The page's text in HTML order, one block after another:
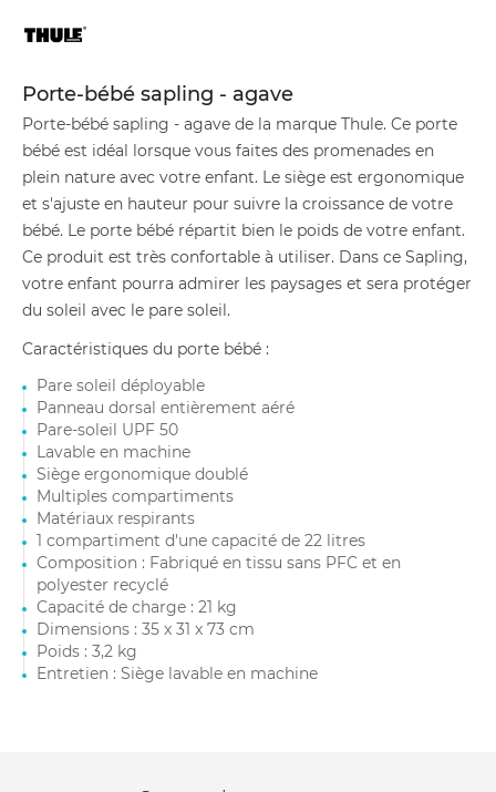
Porte-bébé sapling - agave
Porte-bébé sapling - agave de la marque Thule. Ce porte
bébé est idéal lorsque vous faites des promenades en
plein nature avec votre enfant. Le siège est ergonomique
et s'ajuste en hauteur pour suivre la croissance de votre
bébé. Le porte bébé répartit bien le poids de votre enfant.
Ce produit est très confortable à utiliser. Dans ce Sapling,
votre enfant pourra admirer les paysages et sera protéger
du soleil avec le pare soleil.
Caractéristiques du porte bébé :
Pare soleil déployable
Panneau dorsal entièrement aéré
Pare-soleil UPF 50
Lavable en machine
Siège ergonomique doublé
Multiples compartiments
Matériaux respirants
1 compartiment d'une capacité de 22 litres
Composition : Fabriqué en tissu sans PFC et en
polyester recyclé
Capacité de charge : 21 kg
Dimensions : 35 x 31 x 73 cm
Poids : 3,2 kg
Entretien : Siège lavable en machine